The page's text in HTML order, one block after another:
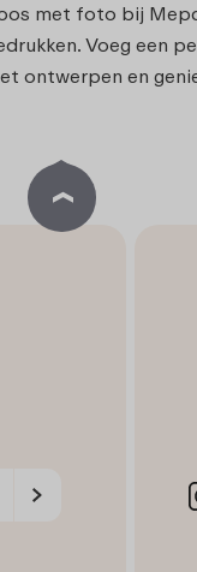
met foto bij
Voeg een
ontwerpen en